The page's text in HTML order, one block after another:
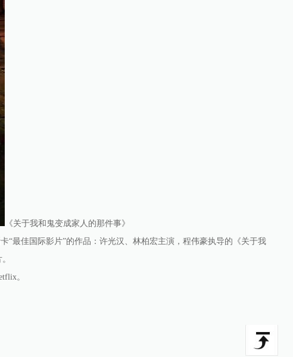
《关于我和鬼变成家人的那件事》
佳国际影片”的作品：许光汉、林柏宏主演，程伟豪执导的《关于我
。